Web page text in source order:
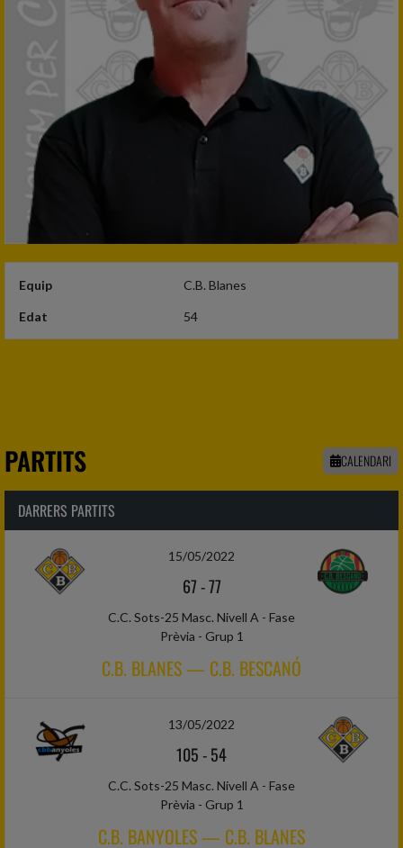
Equip C.B. Blanes
Edat 54
PARTITS CALENDARI
DARRERS PARTITS
15/05/2022
67-77
C.C. Sots-25 Masc. Nivell A - Fase
Prèvia - Grup 1
C.B. BLANES — C.B. BESCANÓ
13/05/2022
105-54
C.C. Sots-25 Masc. Nivell A - Fase
Prèvia - Grup 1
C.B. BANYOLES — C.B. BLANES